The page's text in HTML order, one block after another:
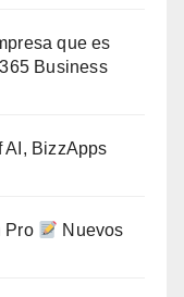
que es
Business
AI, BizzApps
Pro
Nuevos